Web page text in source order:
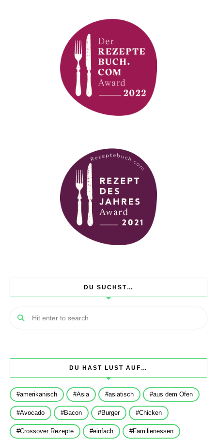
DU SUCHST…
DU HAST LUST AUF…
amerikanisch Asia asiatisch aus dem Ofen
Avocado Bacon Burger Chicken
Crossover Rezepte einfach Familienessen